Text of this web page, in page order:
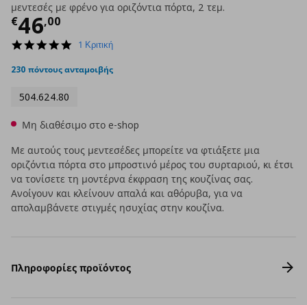
μεντεσές με φρένο για οριζόντια πόρτα, 2 τεμ.
€46,00
Τρέχουσα τιμή
5.0
rating
1 Κριτική
230 πόντους ανταμοιβής
504.624.80
Μη διαθέσιμο στο e-shop
Με αυτούς τους μεντεσέδες μπορείτε να φτιάξετε μια
οριζόντια πόρτα στο μπροστινό μέρος του συρταριού, κι έτσι
να τονίσετε τη μοντέρνα έκφραση της κουζίνας σας.
Ανοίγουν και κλείνουν απαλά και αθόρυβα, για να
απολαμβάνετε στιγμές ησυχίας στην κουζίνα.
Πληροφορίες προϊόντος